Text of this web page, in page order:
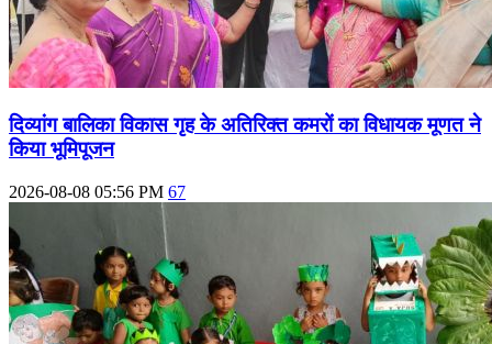
दिव्‍यांग बालिका विकास गृह के अतिरिक्‍त कमरों का विधायक मूणत ने
किया भूमिपूजन
2026-08-08 05:56 PM 67